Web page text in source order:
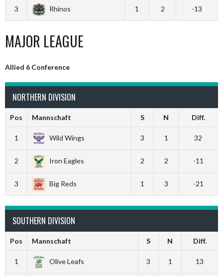
3 Rhinos 1 2 -13
MAJOR LEAGUE
Allied 6 Conference
NORTHERN DIVISION
Pos Mannschaft S N Diff.
1 Wild Wings 3 1 32
2 Iron Eagles 2 2 -11
3 Big Reds 1 3 -21
SOUTHERN DIVISION
Pos Mannschaft S N Diff.
1 Olive Leafs 3 1 13